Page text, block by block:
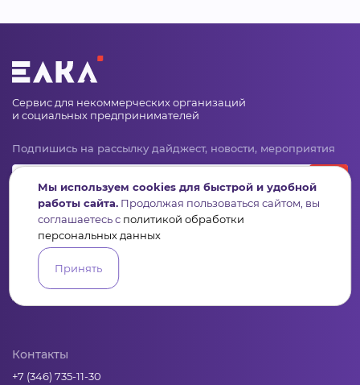
Сервис для некоммерческих организаций
и социальных предпринимателей
Подпишись на рассылку дайджест, новости, мероприятия
Пульс Организации
Аналитика
Контакты
+7 (346) 735-11-30
Мы используем cookies для быстрой и удобной
работы сайта. Продолжая пользоваться сайтом, вы
соглашаетесь с политикой обработки
персональных данных
Принять